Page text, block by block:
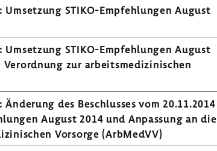
STIKO-​Empfehlungen August
STIKO-​Empfehlungen August
Verord­nung zur arbeits­me­di­zi­ni­schen
des Beschlusses vom 20.11.2014
August 2014 und Anpas­sung an die
Vorsorge (ArbMedVV)